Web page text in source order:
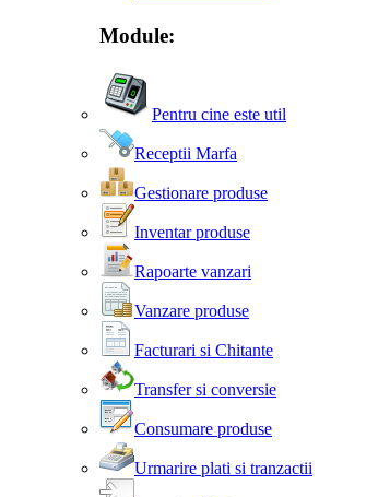
Module:
Pentru cine este util
Receptii Marfa
Gestionare produse
Inventar produse
Rapoarte vanzari
Vanzare produse
Facturari si Chitante
Transfer si conversie
Consumare produse
Urmarire plati si tranzactii